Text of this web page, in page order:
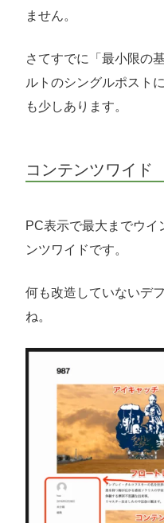
ません。
さてすでに「最小限の
ルトのシングルポスト
も少しあります。
コンテンツワイド
PC表示で最大までウイ
ンツワイドです。
何も改造していないデ
ね。